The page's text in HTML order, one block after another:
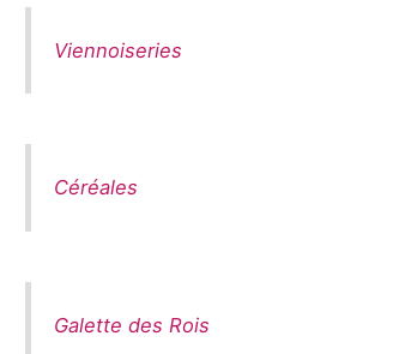
Viennoiseries
Céréales
Galette des Rois